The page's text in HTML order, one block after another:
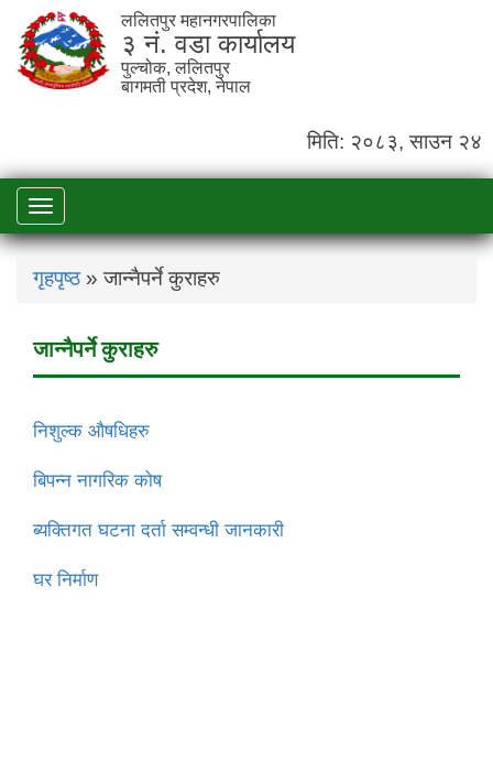
ललितपुर महानगरपालिका
३ नं. वडा कार्यालय
पुल्चोक, ललितपुर
बागमती प्रदेश, नेपाल
मिति: २०८३, साउन २४
Toggle
navigation
गृहपृष्ठ» जान्नैपर्ने कुराहरु
जान्नैपर्ने कुराहरु
निशुल्क औषधिहरु
बिपन्न नागरिक कोष
ब्यक्तिगत घटना दर्ता सम्वन्धी जानकारी
घर निर्माण